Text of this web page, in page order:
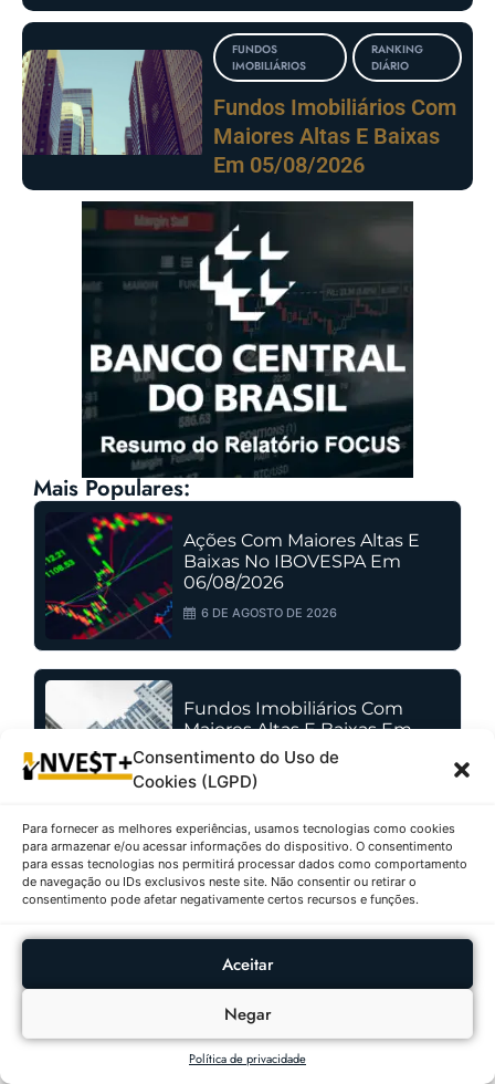
Consentimento do Uso de
Cookies (LGPD)
Para fornecer as melhores experiências, usamos tecnologias como cookies
para armazenar e/ou acessar informações do dispositivo. O consentimento
para essas tecnologias nos permitirá processar dados como comportamento
de navegação ou IDs exclusivos neste site. Não consentir ou retirar o
consentimento pode afetar negativamente certos recursos e funções.
Aceitar
Negar
Política de privacidade
FUNDOS
IMOBILIÁRIOS
RANKING
DIÁRIO
Fundos Imobiliários Com
Maiores Altas E Baixas
Em 05/08/2026
Mais Populares:
Ações Com Maiores Altas E
Baixas No IBOVESPA Em
06/08/2026
6 DE AGOSTO DE 2026
Fundos Imobiliários Com
Maiores Altas E Baixas Em
06/08/2026
6 DE AGOSTO DE 2026
As Criptomoedas Que Mais
Valorizaram E Desvalorizaram
Ações Com Maiores Altas E
Baixas No IBOVESPA Em